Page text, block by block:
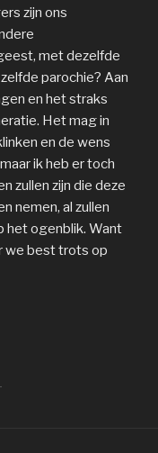
zijn ons
met dezelfde
parochie? Aan
en het straks
Het mag in
en de wens
ik heb er toch
zullen zijn die deze
nemen, al zullen
het ogenblik. Want
we best trots op